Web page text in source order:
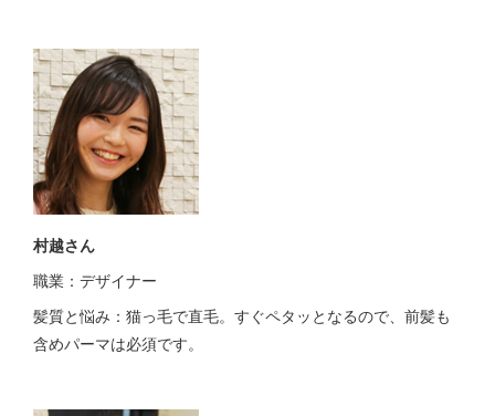
村越さん
職業：デザイナー
髪質と悩み：猫っ毛で直毛。すぐペタッとなるので、前髪も
含めパーマは必須です。